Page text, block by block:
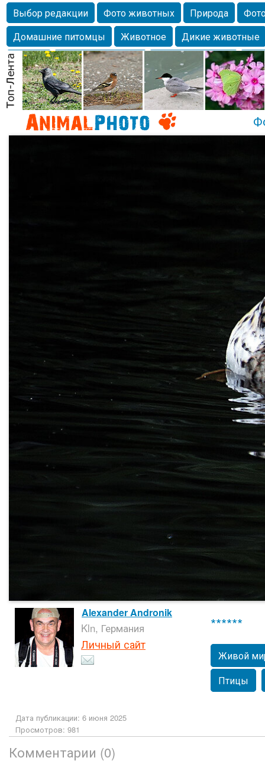
Выбор редакции Фото животных Природа
Домашние питомцы
Животное
Дикие животные
Собаки
Alexanderandronik Млекопитающие
Морда
Собачка Осень Портрет
Домашние
Насекомое
Коты Lebert Дикие птицы Утка
Alexander Andronik
Kln, Германия
Личный сайт
******
Живой
Птицы
Дата публикации: 6 июня 2025
Просмотров: 981
Комментарии (0)